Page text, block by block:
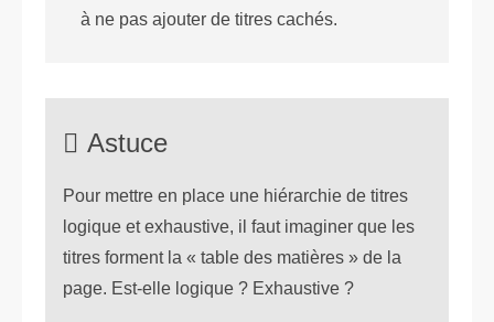
à ne pas ajouter de titres cachés.
Astuce
Pour mettre en place une hiérarchie de titres
logique et exhaustive, il faut imaginer que les
titres forment la « table des matières » de la
page. Est-elle logique ? Exhaustive ?